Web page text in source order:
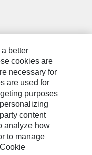
better
cookies are
necessary for
are used for
purposes
content
analyze how
to manage